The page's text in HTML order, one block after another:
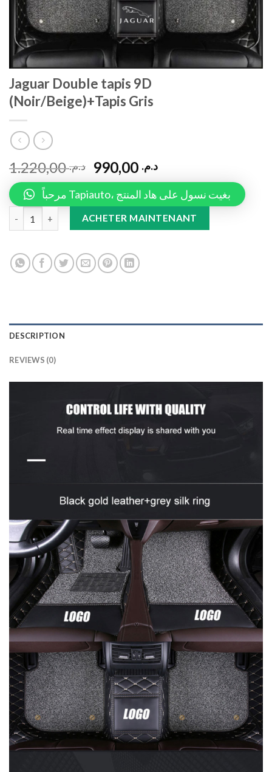
Jaguar Double tapis 9D
(Noir/Beige)+Tapis Gris
د.م.1.220,00 د.م.
مرحباً Tapiauto، بغيت نسول على هاد المنتج
Jaguar Double tapis 9D (Noir/Beige)+Tapis Gris quantity
ACHETER MAINTENANT
DESCRIPTION
REVIEWS (0)